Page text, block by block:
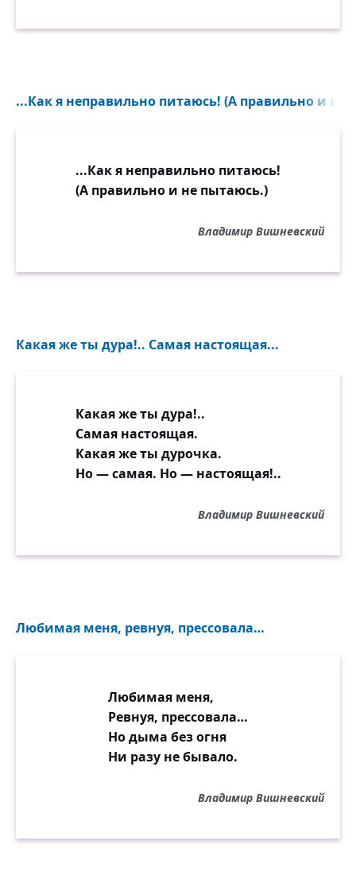
...Как я неправильно питаюсь! (А правильно и не
...Как я неправильно питаюсь!
(А правильно и не пытаюсь.)
Владимир Вишневский
Какая же ты дура!.. Самая настоящая...
Какая же ты дура!..
Самая настоящая.
Какая же ты дурочка.
Но — самая. Но — настоящая!..
Владимир Вишневский
Любимая меня, ревнуя, прессовала…
Любимая меня,
Ревнуя, прессовала…
Но дыма без огня
Ни разу не бывало.
Владимир Вишневский